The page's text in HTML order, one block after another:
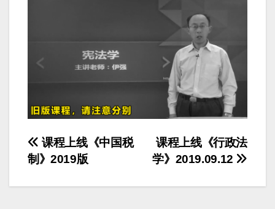
文
章
课程上线《行政法
学》2019.09.12
课程上线《中国税
制》2019版